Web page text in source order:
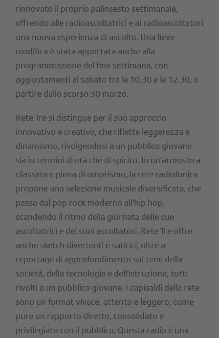
rinnovato il proprio palinsesto settimanale,
offrendo alle radioascoltatrici e ai radioascoltatori
una nuova esperienza di ascolto. Una lieve
modifica è stata apportata anche alla
programmazione del fine settimana, con
aggiustamenti al sabato tra le 10.30 e le 12.30, a
partire dallo scorso 30 marzo.
Rete Tre si distingue per il suo approccio
innovativo e creativo, che riflette leggerezza e
dinamismo, rivolgendosi a un pubblico giovane
sia in termini di età che di spirito. In un'atmosfera
rilassata e piena di umorismo, la rete radiofonica
propone una selezione musicale diversificata, che
passa dal pop rock moderno all'hip hop,
scandendo il ritmo della giornata delle sue
ascoltatrici e dei suoi ascoltatori. Rete Tre offre
anche sketch divertenti e satirici, oltre a
reportage di approfondimento sui temi della
società, della tecnologia e dell'istruzione, tutti
rivolti a un pubblico giovane. I capisaldi della rete
sono un format vivace, attento e leggero, come
pure un rapporto diretto, consolidato e
privilegiato con il pubblico. Questa radio è una